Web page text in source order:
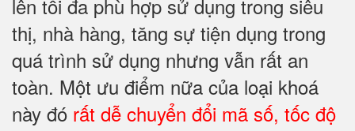
lên tối đa phù hợp sử dụng trong siêu
thị, nhà hàng, tăng sự tiện dụng trong
quá trình sử dụng nhưng vẫn rất an
toàn. Một ưu điểm nữa của loại khoá
này đó rất dễ chuyển đổi mã số, tốc độ